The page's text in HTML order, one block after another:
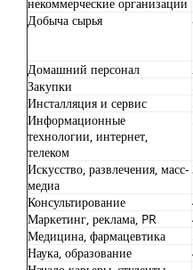
Добыча сырья
Домашний персонал
Закупки
Инсталляция и сервис
Информационные
технологии, интернет,
телеком
Искусство, развлечения, масс-
медиа
Консультирование
Маркетинг, реклама, PR
Медицина, фармацевтика
Наука, образование